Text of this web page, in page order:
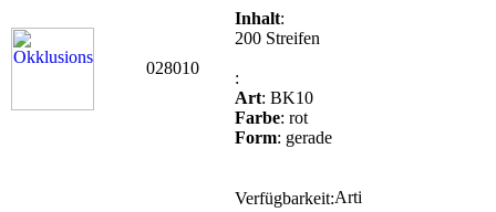
028010
Inhalt:
200 Streifen
:
Art: BK10
Farbe: rot
Form: gerade
Verfügbarkeit: